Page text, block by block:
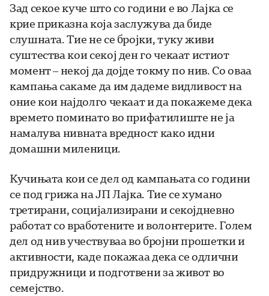
Зад секое куче што со години е во Лајка се
крие приказна која заслужува да биде
слушната. Тие не се бројки, туку живи
суштества кои секој ден го чекаат истиот
момент – некој да дојде токму по нив. Со оваа
кампања сакаме да им дадеме видливост на
оние кои најдолго чекаат и да покажеме дека
времето поминато во прифатилиште не ја
намалува нивната вредност како идни
домашни миленици.
Кучињата кои се дел од кампањата со години
се под грижа на ЈП Лајка. Тие се хумано
третирани, социјализирани и секојдневно
работат со вработените и волонтерите. Голем
дел од нив учествуваа во бројни прошетки и
активности, каде покажаа дека се одлични
придружници и подготвени за живот во
семејство.